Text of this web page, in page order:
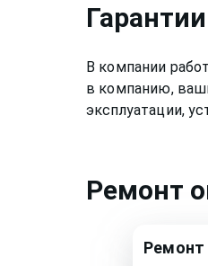
В компании
в компанию,
эксплуатации,
Ремонт
Ремонт